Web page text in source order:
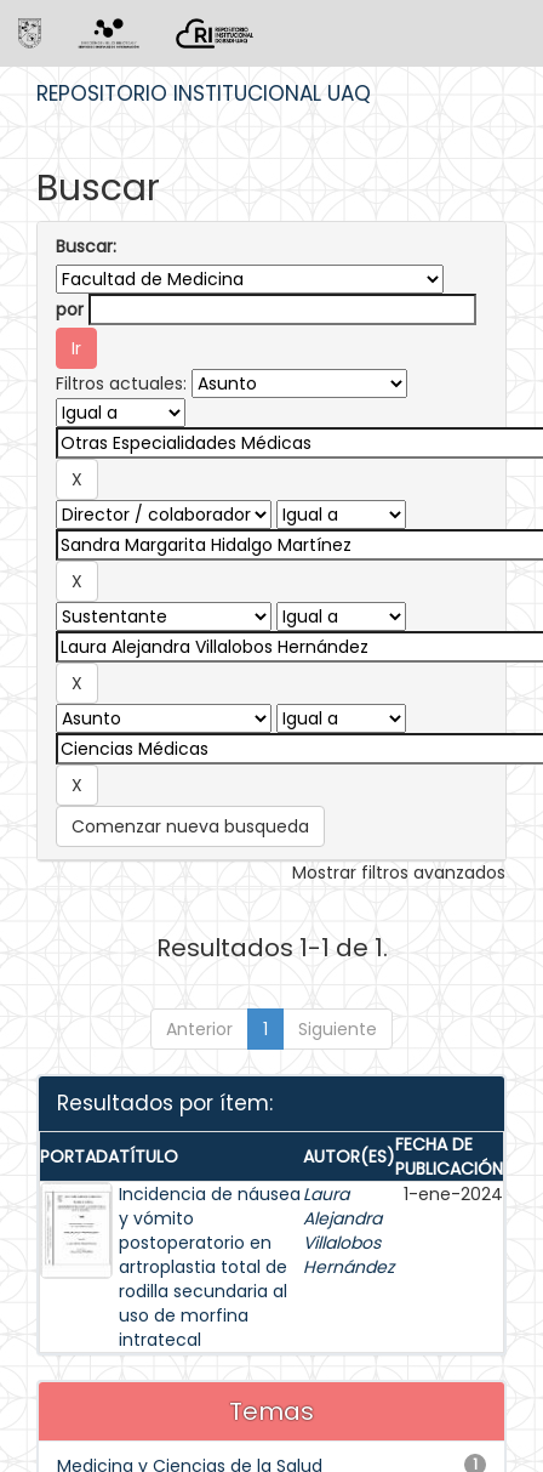
REPOSITORIO INSTITUCIONAL UAQ
Buscar
Buscar:
por
Filtros actuales:
Comenzar nueva busqueda
Mostrar filtros avanzados
Resultados 1-1 de 1.
Anterior 1 Siguiente
Resultados por ítem:
PORTADATÍTULO AUTOR(ES)FECHA DE
PUBLICACIÓN
Incidencia de náusea
y vómito
postoperatorio en
artroplastia total de
rodilla secundaria al
uso de morfina
intratecal
Laura
Alejandra
Villalobos
Hernández
1-ene-2024
Temas
1
Medicina y Ciencias de la Salud